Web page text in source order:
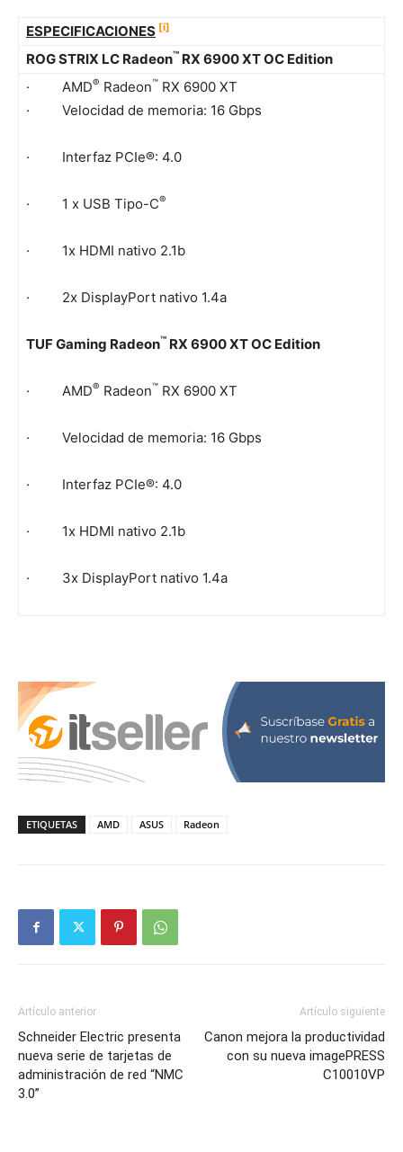
ESPECIFICACIONES [i]
ROG STRIX LC Radeon™ RX 6900 XT OC Edition
· AMD® Radeon™ RX 6900 XT
· Velocidad de memoria: 16 Gbps
· Interfaz PCIe®: 4.0
· 1 x USB Tipo-C®
· 1x HDMI nativo 2.1b
· 2x DisplayPort nativo 1.4a
TUF Gaming Radeon™ RX 6900 XT OC Edition
· AMD® Radeon™ RX 6900 XT
· Velocidad de memoria: 16 Gbps
· Interfaz PCIe®: 4.0
· 1x HDMI nativo 2.1b
· 3x DisplayPort nativo 1.4a
ETIQUETAS AMD ASUS Radeon
Artículo anterior
Schneider Electric presenta
nueva serie de tarjetas de
administración de red “NMC
3.0”
Artículo siguiente
Canon mejora la productividad
con su nueva imagePRESS
C10010VP